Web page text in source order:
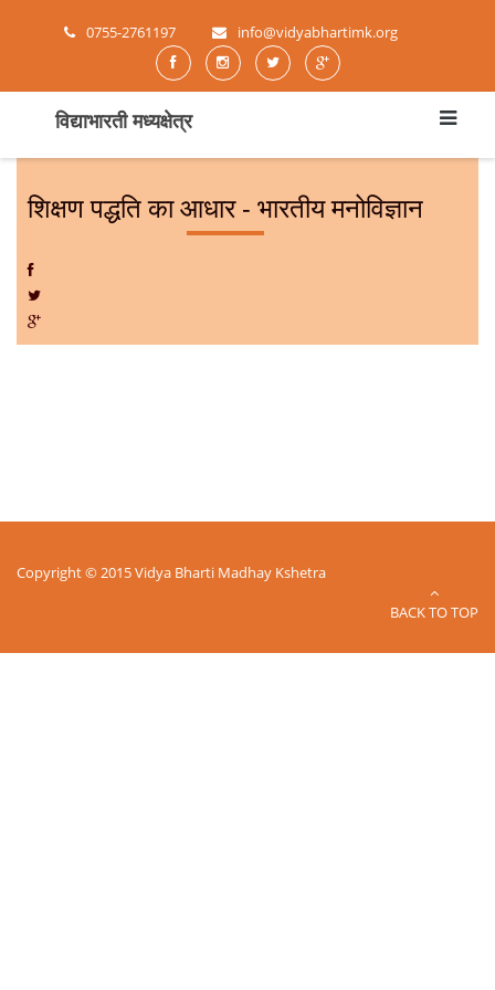
0755-2761197 info@vidyabhartimk.org
विद्याभारती मध्यक्षेत्र
शिक्षण पद्धति का आधार - भारतीय मनोविज्ञान
Copyright © 2015 Vidya Bharti Madhay Kshetra
BACK TO TOP